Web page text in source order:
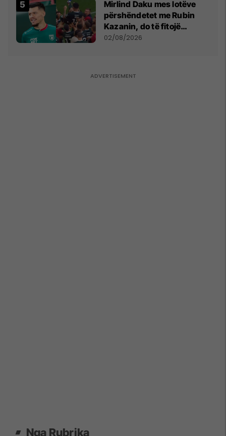
Mirlind Daku mes lotëve
përshëndetet me Rubin
Kazanin, do të fitojë
miliona te Spartak Moska
02/08/2026
Nga Rubrika